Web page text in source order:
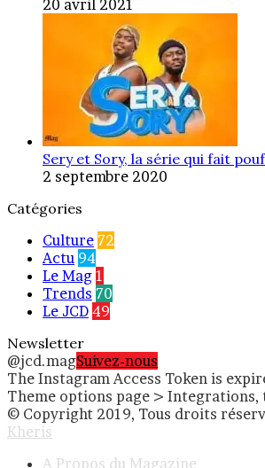
20 avril 2021
Sery et Sory, la série qui fait
2 septembre 2020
Catégories
Culture 72
Actu 94
Le Mag 1
Trends 70
Le JCD 49
Newsletter
@jcd.magSuivez-nous
The Instagram Access Token is
Theme options page >
© Copyright 2019, Tous droits
Kheris
A Propos du Magazine